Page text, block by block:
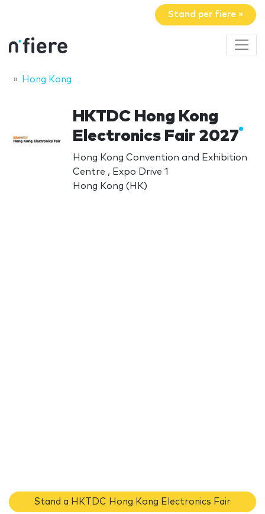
Stand per fiere »
Hong Kong
HKTDC Hong Kong
Electronics Fair 2027
Hong Kong Convention and Exhibition
Centre , Expo Drive 1
Hong Kong (HK)
Stand a HKTDC Hong Kong Electronics Fair